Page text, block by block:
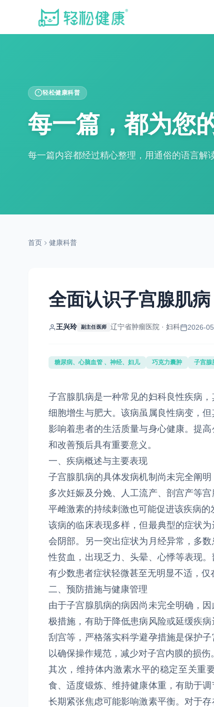
轻松健康科普
每一篇，都为您
每一篇内容都经过精心整理，用通俗的语言解
首页 健康科普
全面认识子宫腺肌
王兴玲 副主任医师 辽宁省肿瘤医院 · 妇科 2026-
糖尿病、心脑血管 、神经、妇儿 巧克力囊肿 子宫腺
子宫腺肌病是一种常见的妇科良性疾病
细胞增生与肥大。该病虽属良性病变，
影响着患者的生活质量与身心健康。提
和改善预后具有重要意义。
一、疾病概述与主要表现
子宫腺肌病的具体发病机制尚未完全阐
多次妊娠及分娩、人工流产、剖宫产等
平雌激素的持续刺激也可能促进该疾病的
该病的临床表现多样，但最典型的症状
会阴部。另一突出症状为月经异常，多
性贫血，出现乏力、头晕、心悸等表现
有少数患者症状轻微甚至无明显不适，仅
二、预防措施与健康管理
由于子宫腺肌病的病因尚未完全明确，
极措施，有助于降低患病风险或延缓疾
刮宫等，严格落实科学避孕措施是保护
以确保操作规范，减少对子宫内膜的损伤。
其次，维持体内激素水平的稳定至关重
食、适度锻炼、维持健康体重，有助于
长期紧张焦虑可能影响激素平衡。对于